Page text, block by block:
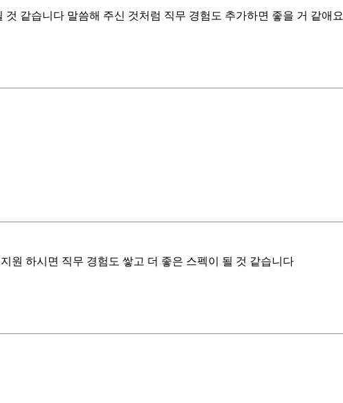
같습니다 말씀해 주신 것처럼 직무 경험도 추가하면 좋을 거 같애요
원 하시면 직무 경험도 쌓고 더 좋은 스펙이 될 것 같습니다